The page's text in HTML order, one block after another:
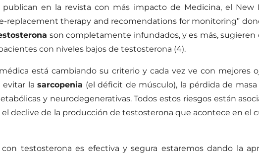
en la revista con más impacto de Medicina, el New
replacement therapy and recomendations for monitoring”
son completamente infundados, y es más, sugieren
con niveles bajos de testosterona (4).
está cambiando su criterio y cada vez ve con mejores
evitar lasarcopenia (el déficit de músculo), la pérdida de masa
y neurodegenerativas. Todos estos riesgos están
declive de la producción de testosterona que acontece en el
testosterona es efectiva y segura estaremos dando la